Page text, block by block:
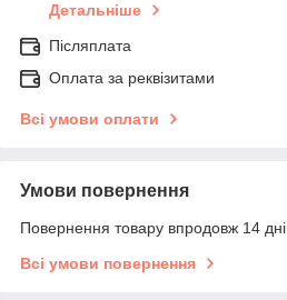
Детальніше
Післяплата
Оплата за реквізитами
Всі умови оплати
Умови повернення
Повернення товару впродовж 14
Всі умови повернення